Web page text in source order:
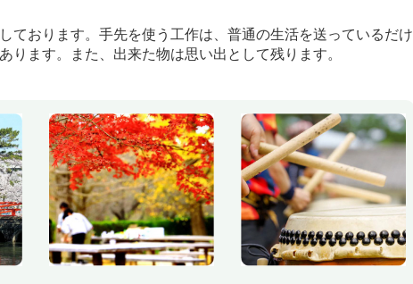
ております。手先を使う工作は、普通の生活を送っているだけ
ます。また、出来た物は思い出として残ります。